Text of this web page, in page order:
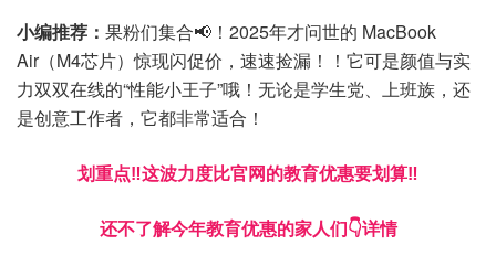
小编推荐： 果粉们集合📢！2025年才问世的 MacBook
Air（M4芯片）惊现闪促价，速速捡漏！！它可是颜值与实
力双双在线的“性能小王子”哦！无论是学生党、上班族，还
是创意工作者，它都非常适合！
划重点‼️这波力度比官网的教育优惠要划算‼️
还不了解今年教育优惠的家人们👇详情